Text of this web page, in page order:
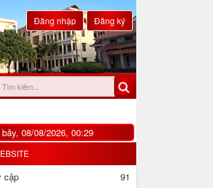
Đăng nhập Đăng ký
08/08/2026, 00:29
cập
91